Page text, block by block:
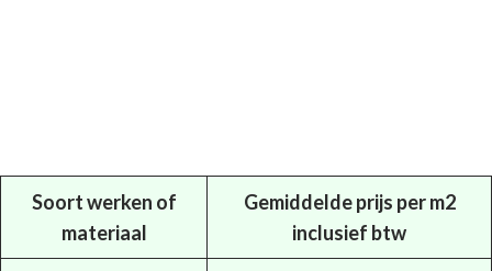
Soort werken of
materiaal
Gemiddelde prijs per m2
inclusief btw